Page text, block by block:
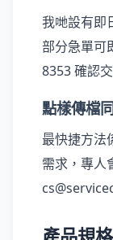
我哋設有即
部分急單可
8353 確認
點樣傳檔
最快捷方法
需求，專人